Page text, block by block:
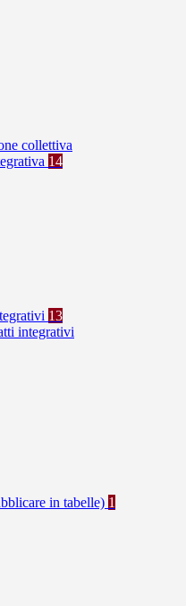
collettiva
14
13
integrativi
in tabelle) 1